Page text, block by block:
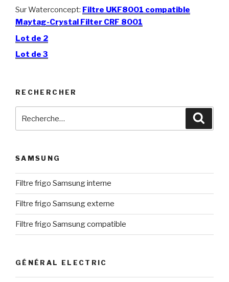
Sur Waterconcept: Filtre UKF8001 compatible
Maytag-Crystal Filter CRF 8001
Lot de 2
Lot de 3
RECHERCHER
pour
SAMSUNG
Filtre frigo Samsung interne
Filtre frigo Samsung externe
Filtre frigo Samsung compatible
GÉNÉRAL ELECTRIC